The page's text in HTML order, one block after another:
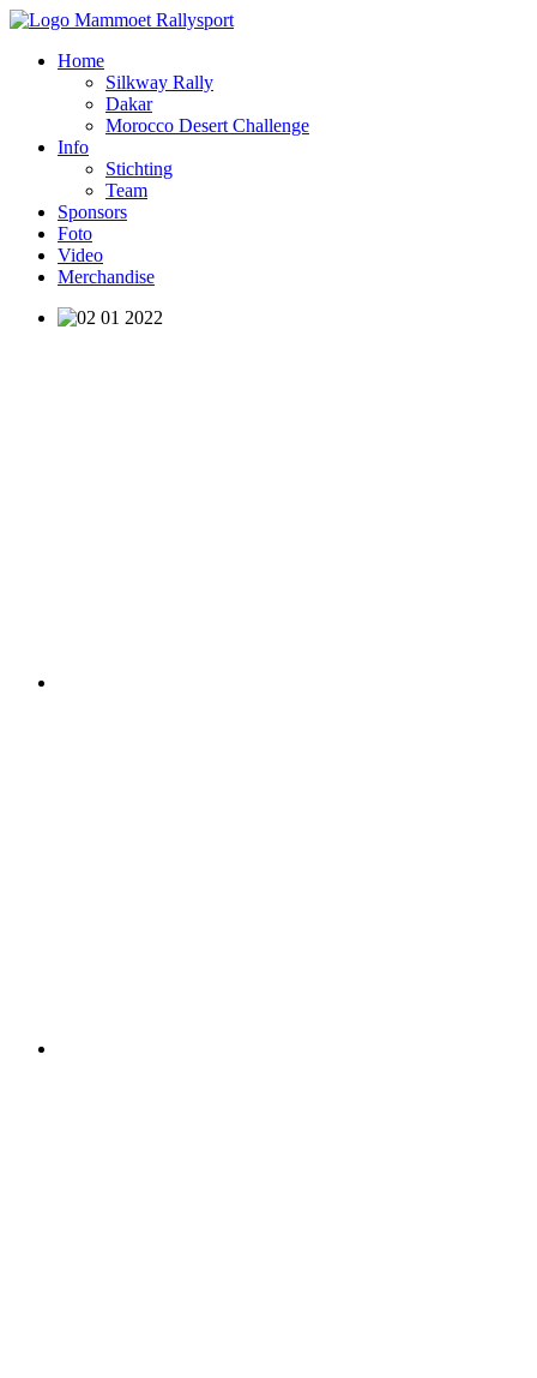
Home
Silkway Rally
Dakar
Morocco Desert Challenge
Info
Stichting
Team
Sponsors
Foto
Video
Merchandise